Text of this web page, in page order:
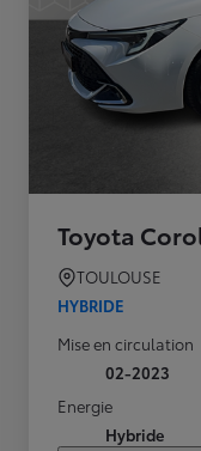
Toyota
TOULOUSE
HYBRIDE
Mise en circulation
02-2023
Energie
Hybride